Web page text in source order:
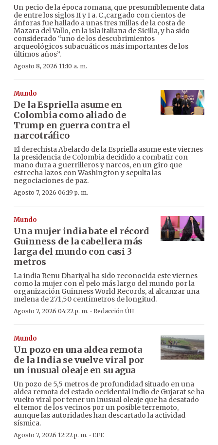
Un pecio de la época romana, que presumiblemente data
de entre los siglos II y I a. C.,cargado con cientos de
ánforas fue hallado a unas tres millas de la costa de
Mazara del Vallo, en la isla italiana de Sicilia, y ha sido
considerado “uno de los descubrimientos
arqueológicos subacuáticos más importantes de los
últimos años”.
Agosto 8, 2026 11:10 a. m.
Mundo
De la Espriella asume en
Colombia como aliado de
Trump en guerra contra el
narcotráfico
El derechista Abelardo de la Espriella asume este viernes
la presidencia de Colombia decidido a combatir con
mano dura a guerrilleros y narcos, en un giro que
estrecha lazos con Washington y sepulta las
negociaciones de paz.
Agosto 7, 2026 06:19 p. m.
Mundo
Una mujer india bate el récord
Guinness de la cabellera más
larga del mundo con casi 3
metros
La india Renu Dhariyal ha sido reconocida este viernes
como la mujer con el pelo más largo del mundo por la
organización Guinness World Records, al alcanzar una
melena de 271,50 centímetros de longitud.
Agosto 7, 2026 04:22 p. m. · Redacción ÚH
Mundo
Un pozo en una aldea remota
de la India se vuelve viral por
un inusual oleaje en su agua
Un pozo de 5,5 metros de profundidad situado en una
aldea remota del estado occidental indio de Gujarat se ha
vuelto viral por tener un inusual oleaje que ha desatado
el temor de los vecinos por un posible terremoto,
aunque las autoridades han descartado la actividad
sísmica.
Agosto 7, 2026 12:22 p. m. · EFE